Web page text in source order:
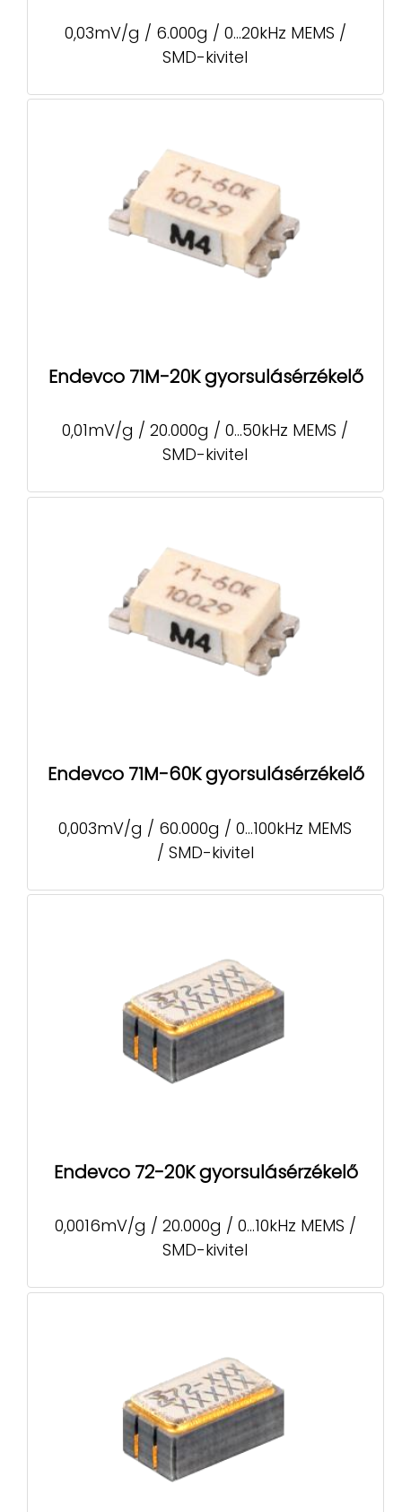
0,03mV/g / 6.000g / 0...20kHz MEMS /
SMD-kivitel
Endevco 71M-20K gyorsulásérzékelő
0,01mV/g / 20.000g / 0...50kHz MEMS /
SMD-kivitel
Endevco 71M-60K gyorsulásérzékelő
0,003mV/g / 60.000g / 0...100kHz MEMS
/ SMD-kivitel
Endevco 72-20K gyorsulásérzékelő
0,0016mV/g / 20.000g / 0...10kHz MEMS /
SMD-kivitel